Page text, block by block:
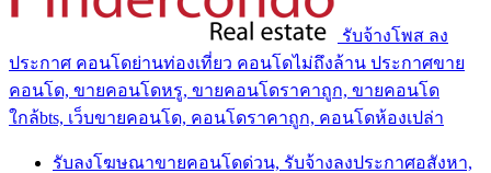
รับจ้างโพส ลง
ประกาศ คอนโดย่านท่องเที่ยว คอนโดไม่ถึงล้าน ประกาศขาย
คอนโด, ขายคอนโดหรู, ขายคอนโดราคาถูก, ขายคอนโด
ใกล้bts, เว็บขายคอนโด, คอนโดราคาถูก, คอนโดห้องเปล่า
รับลงโฆษณาขายคอนโดด่วน, รับจ้างลงประกาศอสังหา,